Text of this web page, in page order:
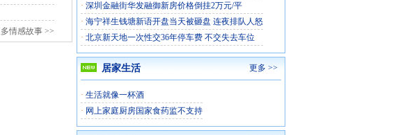
情感故事 >>
· 深圳金融街华发融御新房价格倒挂2万元/平
· 海宁祥生钱塘新语开盘当天被砸盘 连夜排队人怒
· 北京新天地一次性交36年停车费 不交失去车位
居家生活 更多 >>
· 生活就像一杯酒
· 网上家庭厨房国家食药监不支持